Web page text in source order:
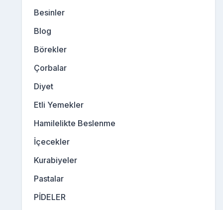
Besinler
Blog
Börekler
Çorbalar
Diyet
Etli Yemekler
Hamilelikte Beslenme
İçecekler
Kurabiyeler
Pastalar
PİDELER